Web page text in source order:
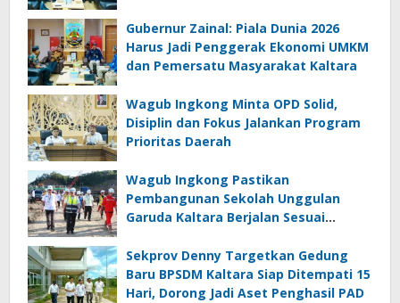
Gubernur Zainal: Piala Dunia 2026
Harus Jadi Penggerak Ekonomi UMKM
dan Pemersatu Masyarakat Kaltara
Wagub Ingkong Minta OPD Solid,
Disiplin dan Fokus Jalankan Program
Prioritas Daerah
Wagub Ingkong Pastikan
Pembangunan Sekolah Unggulan
Garuda Kaltara Berjalan Sesuai
Sekprov Denny Targetkan Gedung
Baru BPSDM Kaltara Siap Ditempati 15
Hari, Dorong Jadi Aset Penghasil PAD